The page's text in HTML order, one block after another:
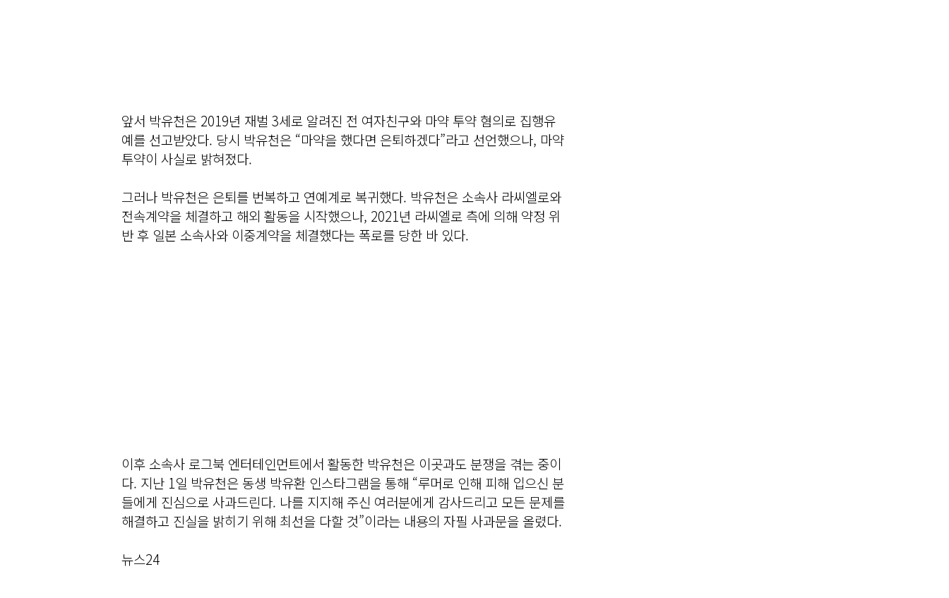
앞서 박유천은 2019년 재벌 3세로 알려진 전 여자친구와 마약 투약 혐의로 집행유
예를 선고받았다. 당시 박유천은 “마약을 했다면 은퇴하겠다”라고 선언했으나, 마약
투약이 사실로 밝혀졌다.
그러나 박유천은 은퇴를 번복하고 연예계로 복귀했다. 박유천은 소속사 라씨엘로와
전속계약을 체결하고 해외 활동을 시작했으나, 2021년 라씨엘로 측에 의해 약정 위
반 후 일본 소속사와 이중계약을 체결했다는 폭로를 당한 바 있다.
이후 소속사 로그북 엔터테인먼트에서 활동한 박유천은 이곳과도 분쟁을 겪는 중이
다. 지난 1일 박유천은 동생 박유환 인스타그램을 통해 “루머로 인해 피해 입으신 분
들에게 진심으로 사과드린다. 나를 지지해 주신 여러분에게 감사드리고 모든 문제를
해결하고 진실을 밝히기 위해 최선을 다할 것”이라는 내용의 자필 사과문을 올렸다.
뉴스24